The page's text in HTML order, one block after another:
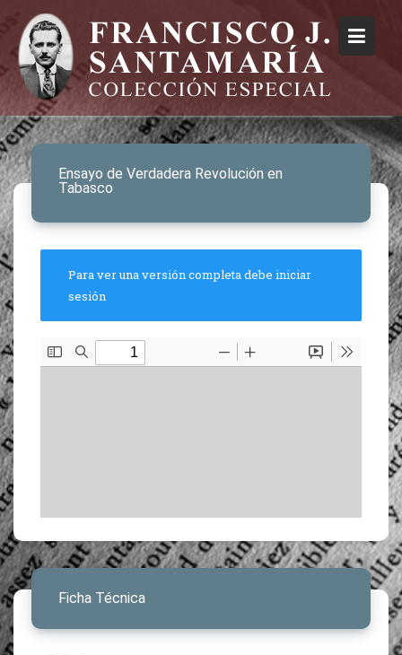
Ensayo de Verdadera Revolución en
Tabasco
Para ver una versión completa debe iniciar
sesión
Ficha Técnica